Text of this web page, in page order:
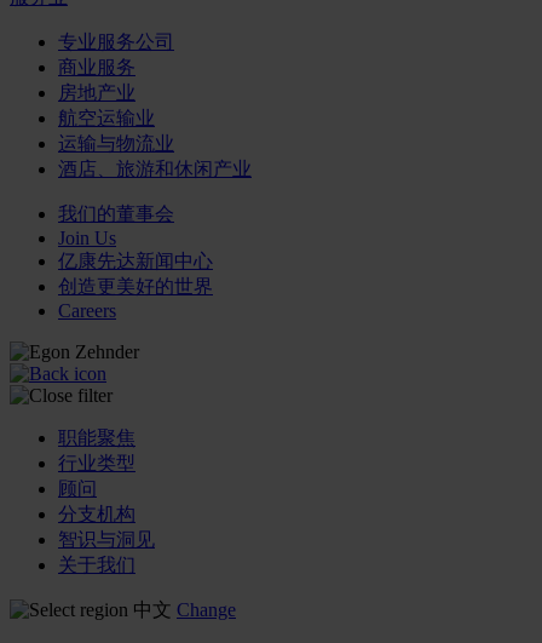
专业服务公司
商业服务
房地产业
航空运输业
运输与物流业
酒店、旅游和休闲产业
我们的董事会
Join Us
亿康先达新闻中心
创造更美好的世界
Careers
职能聚焦
行业类型
顾问
分支机构
智识与洞见
关于我们
中文 Change